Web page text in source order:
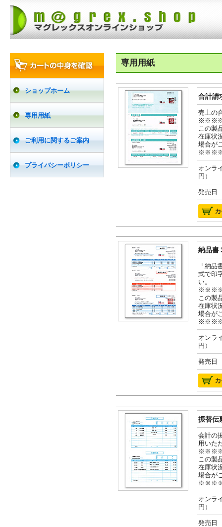
ショップホーム
専用用紙
ご利用に関するご案内
プライバシーポリシー
専用用紙
合計請
売上の
この製
在庫状
場合が
オン
円）
発売日
納品書
「納
式で印
い。
この製
在庫状
場合が
オン
円）
発売日
振替伝
会計の
用いた
この製
在庫状
場合が
オン
円）
発売日